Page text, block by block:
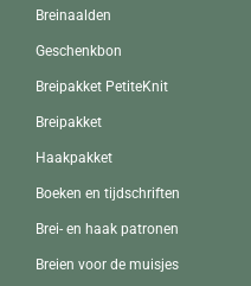
Breinaalden
Geschenkbon
Breipakket PetiteKnit
Breipakket
Haakpakket
Boeken en tijdschriften
Brei- en haak patronen
Breien voor de muisjes